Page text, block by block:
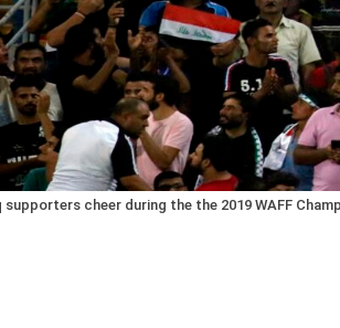
supporters cheer during the the 2019 WAFF